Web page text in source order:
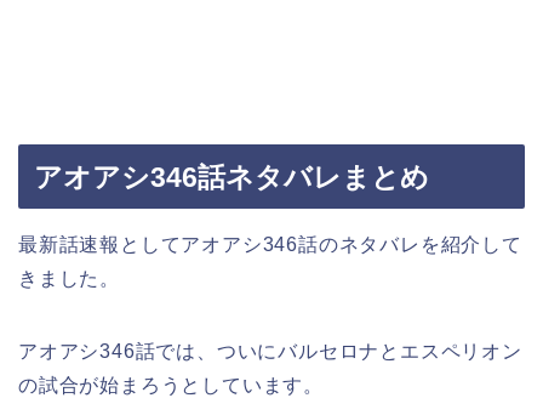
アオアシ346話ネタバレまとめ
最新話速報としてアオアシ346話のネタバレを紹介して
きました。
アオアシ346話では、ついにバルセロナとエスペリオン
の試合が始まろうとしています。